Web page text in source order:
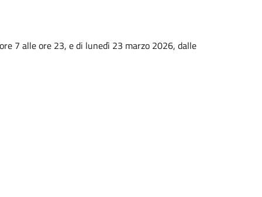
7 alle ore 23, e di lunedì 23 marzo 2026, dalle